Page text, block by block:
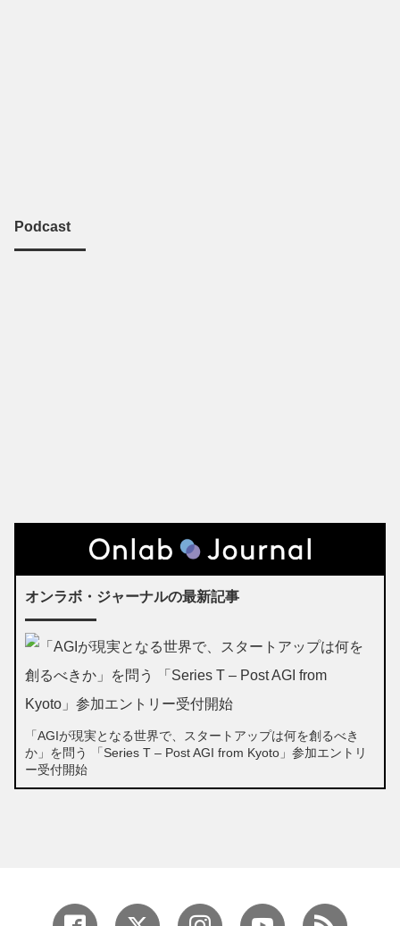
Podcast
オンラボ・ジャーナルの最新記事
「AGIが現実となる世界で、スタートアップは何を創るべき
か」を問う 「Series T – Post AGI from Kyoto」参加エントリ
ー受付開始